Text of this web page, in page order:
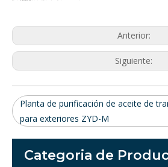
filtrado
micrón ≤1 (sin carbono libre)
Anterior:
Siguiente:
Planta de purificación de aceite de
para exteriores ZYD-M
Categoria de